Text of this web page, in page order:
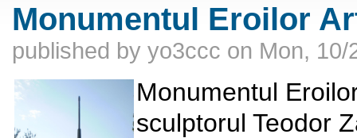
Monumentul Eroilor
published by yo3ccc on Mon, 10/
Monumentul
sculptorul Teodor